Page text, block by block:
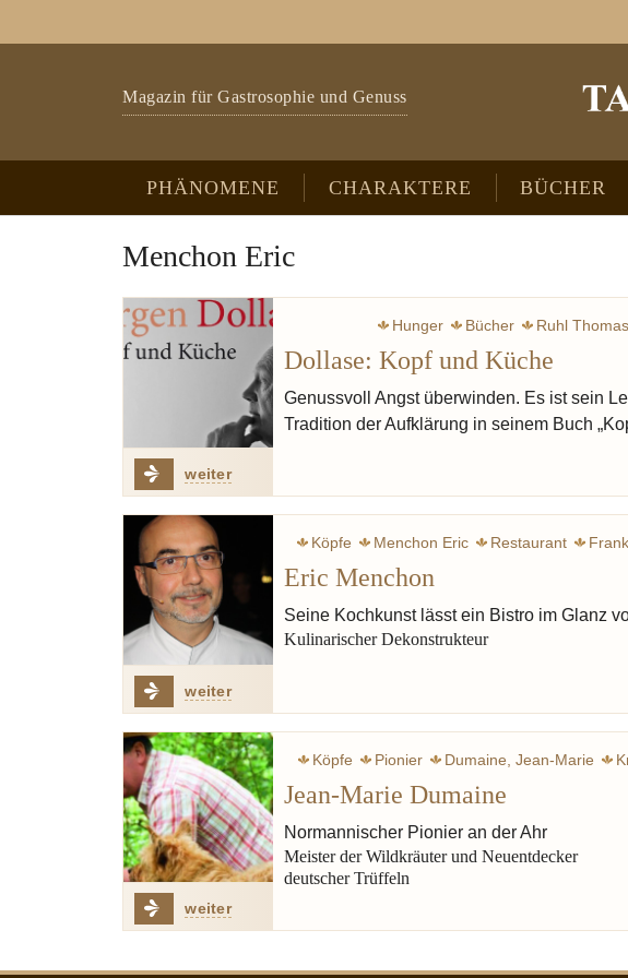
Magazin für Gastrosophie und Genuss
PHÄNOMENE CHARAKTERE BÜCHER
Menchon Eric
weiter
Hunger Bücher Ruhl Thomas
Hümbs
Dollase: Kopf und Küche
Genussvoll Angst überwinden. Es ist sein
Tradition der Aufklärung in seinem Buch
weiter
Köpfe Menchon Eric Restaurant
Eric Menchon
Seine Kochkunst lässt ein Bistro im Glanz
Kulinarischer Dekonstrukteur
weiter
Köpfe Pionier Dumaine, Jean-Marie
Jean-Marie Dumaine
Normannischer Pionier an der Ahr
Meister der Wildkräuter und Neuentdecker
deutscher Trüffeln